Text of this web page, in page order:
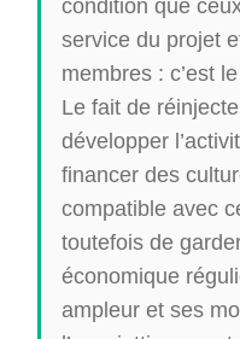
condition que
service du projet
membres : c’est
Le fait de
développer
financer des
compatible avec
toutefois de
économique
ampleur et ses